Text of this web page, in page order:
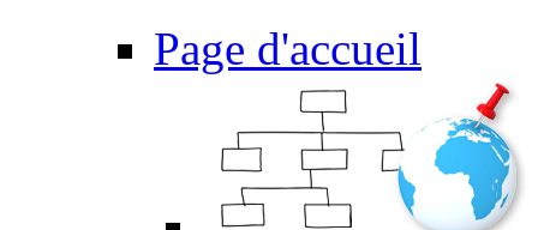
Page d'accueil